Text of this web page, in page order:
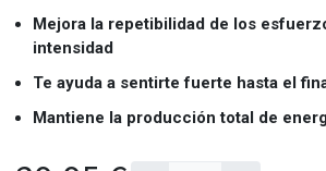
Mejora la repetibilidad de los
intensidad
Te ayuda a sentirte fuerte hasta el
Mantiene la producción total de